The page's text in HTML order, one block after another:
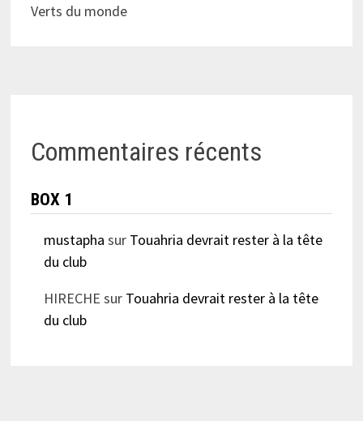
Verts du monde
Commentaires récents
BOX 1
mustapha sur Touahria devrait rester à la tête
du club
HIRECHE sur Touahria devrait rester à la tête
du club